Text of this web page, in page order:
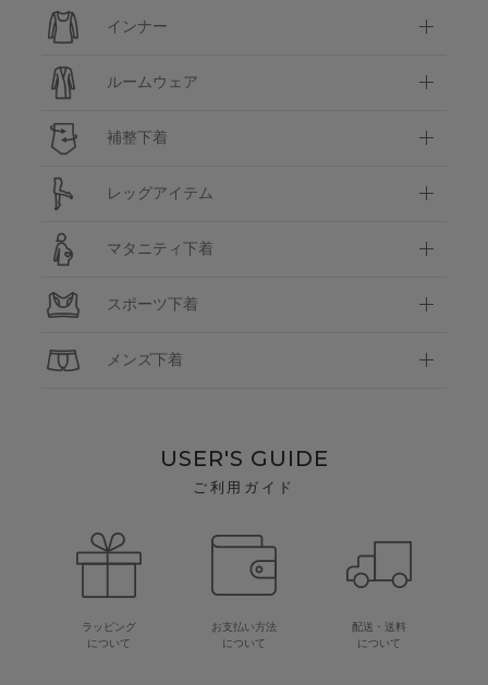
インナー
ルームウェア
補整下着
レッグアイテム
マタニティ下着
スポーツ下着
メンズ下着
USER'S GUIDE
ご利用ガイド
ラッピング
について
お支払い方法
について
配送・送料
について